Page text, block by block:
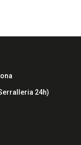
24h)